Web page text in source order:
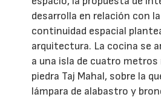
desarrolla en relación con
continuidad espacial
arquitectura. La cocina se
a una isla de cuatro metros
piedra Taj Mahal, sobre la
lámpara de alabastro y